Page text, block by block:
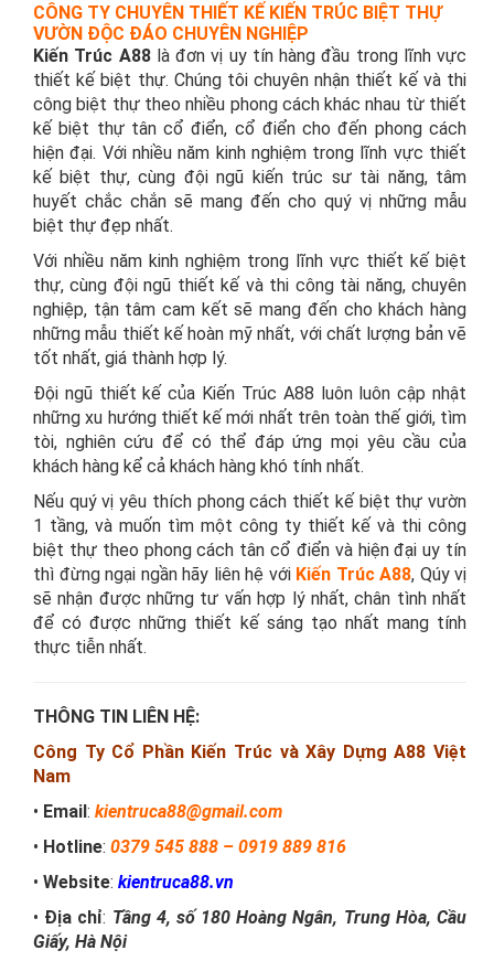
CÔNG TY CHUYÊN THIẾT KẾ KIẾN TRÚC BIỆT THỰ
VƯỜN ĐỘC ĐÁO CHUYÊN NGHIỆP
Kiến Trúc A88là đơn vị uy tín hàng đầu trong lĩnh vực
thiết kế biệt thự. Chúng tôi chuyên nhận thiết kế và thi
công biệt thự theo nhiều phong cách khác nhau từ thiết
kế biệt thự tân cổ điển, cổ điển cho đến phong cách
hiện đại. Với nhiều năm kinh nghiệm trong lĩnh vực thiết
kế biệt thự, cùng đội ngũ kiến trúc sư tài năng, tâm
huyết chắc chắn sẽ mang đến cho quý vị những mẫu
biệt thự đẹp nhất.
Với nhiều năm kinh nghiệm trong lĩnh vực thiết kế biệt
thự, cùng đội ngũ thiết kế và thi công tài năng, chuyên
nghiệp, tận tâm cam kết sẽ mang đến cho khách hàng
những mẫu thiết kế hoàn mỹ nhất, với chất lượng bản vẽ
tốt nhất, giá thành hợp lý.
Đội ngũ thiết kế của Kiến Trúc A88 luôn luôn cập nhật
những xu hướng thiết kế mới nhất trên toàn thế giới, tìm
tòi, nghiên cứu để có thể đáp ứng mọi yêu cầu của
khách hàng kể cả khách hàng khó tính nhất.
Nếu quý vị yêu thích phong cách thiết kế biệt thự vườn
1 tầng, và muốn tìm một công ty thiết kế và thi công
biệt thự theo phong cách tân cổ điển và hiện đại uy tín
thì đừng ngại ngần hãy liên hệ với Kiến Trúc A88, Qúy vị
sẽ nhận được những tư vấn hợp lý nhất, chân tình nhất
để có được những thiết kế sáng tạo nhất mang tính
thực tiễn nhất.
THÔNG TIN LIÊN HỆ:
Công Ty Cổ Phần Kiến Trúc và Xây Dựng A88 Việt
Nam
• Email: kientruca88@gmail.com
• Hotline: 0379 545 888 – 0919 889 816
• Website: kientruca88.vn
• Địa chỉ: Tầng 4, số 180 Hoàng Ngân, Trung Hòa, Cầu
Giấy, Hà Nội